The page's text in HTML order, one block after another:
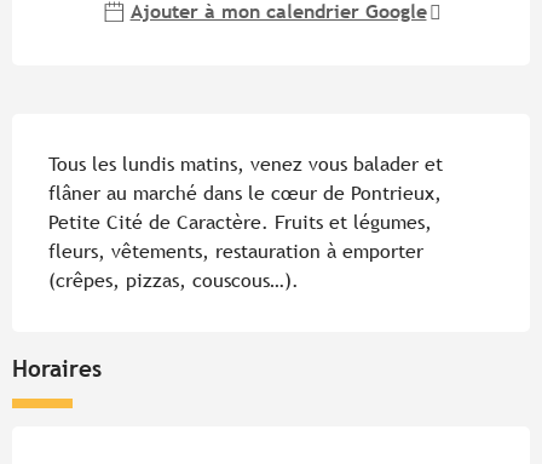
Ajouter à mon calendrier Google
Tous les lundis matins, venez vous balader et
flâner au marché dans le cœur de Pontrieux,
Petite Cité de Caractère. Fruits et légumes,
fleurs, vêtements, restauration à emporter
(crêpes, pizzas, couscous…).
Horaires